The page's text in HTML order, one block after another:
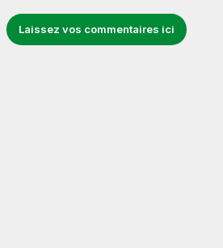
Laissez vos commentaires ici